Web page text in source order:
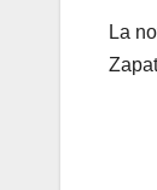
La